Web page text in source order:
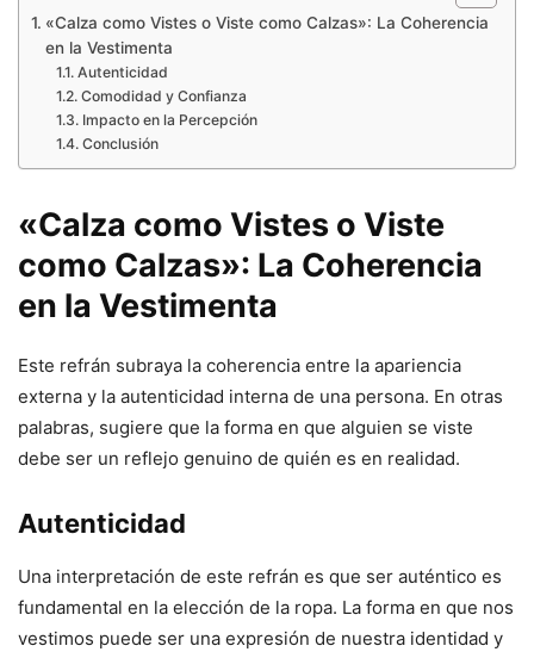
«Calza como Vistes o Viste como Calzas»: La Coherencia
en la Vestimenta
Autenticidad
Comodidad y Confianza
Impacto en la Percepción
Conclusión
«Calza como Vistes o Viste
como Calzas»: La Coherencia
en la Vestimenta
Este refrán subraya la coherencia entre la apariencia
externa y la autenticidad interna de una persona. En otras
palabras, sugiere que la forma en que alguien se viste
debe ser un reflejo genuino de quién es en realidad.
Autenticidad
Una interpretación de este refrán es que ser auténtico es
fundamental en la elección de la ropa. La forma en que nos
vestimos puede ser una expresión de nuestra identidad y